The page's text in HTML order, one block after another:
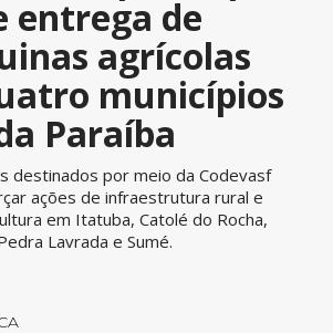
entrega de
agrícolas
municípios
Paraíba
destinados por meio da Codevasf
ações de infraestrutura rural e
em Itatuba, Catolé do Rocha,
Lavrada e Sumé.